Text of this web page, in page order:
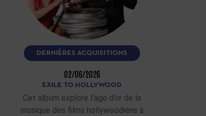
DERNIÈRES ACQUISITIONS
02/06/2026
EXILE TO HOLLYWOOD
Cet album explore l’âge d’or de la
musique des films hollywoodiens à